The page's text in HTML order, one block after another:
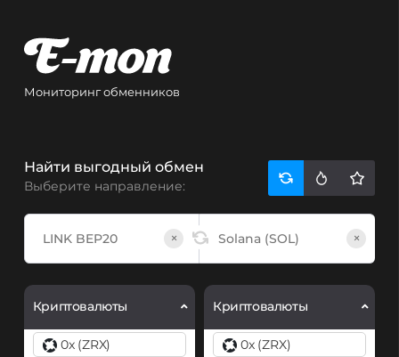
Мониторинг обменников
Найти выгодный обмен
Выберите направление:
× ×
Криптовалюты
0x (ZRX)
Криптовалюты
0x (ZRX)